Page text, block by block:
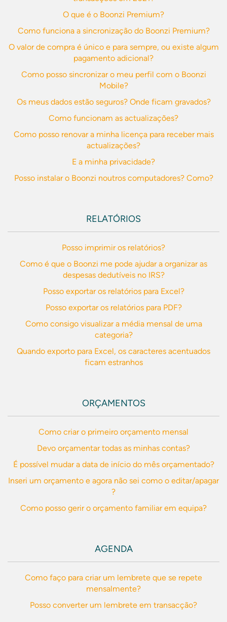
O que é o Boonzi Premium?
Como funciona a sincronização do Boonzi Premium?
O valor de compra é único e para sempre, ou existe algum
pagamento adicional?
Como posso sincronizar o meu perfil com o Boonzi
Mobile?
Os meus dados estão seguros? Onde ficam gravados?
Como funcionam as actualizações?
Como posso renovar a minha licença para receber mais
actualizações?
E a minha privacidade?
Posso instalar o Boonzi noutros computadores? Como?
RELATÓRIOS
Posso imprimir os relatórios?
Como é que o Boonzi me pode ajudar a organizar as
despesas dedutíveis no IRS?
Posso exportar os relatórios para Excel?
Posso exportar os relatórios para PDF?
Como consigo visualizar a média mensal de uma
categoria?
Quando exporto para Excel, os caracteres acentuados
ficam estranhos
ORÇAMENTOS
Como criar o primeiro orçamento mensal
Devo orçamentar todas as minhas contas?
É possível mudar a data de início do mês orçamentado?
Inseri um orçamento e agora não sei como o editar/apagar
?
Como posso gerir o orçamento familiar em equipa?
AGENDA
Como faço para criar um lembrete que se repete
mensalmente?
Posso converter um lembrete em transacção?